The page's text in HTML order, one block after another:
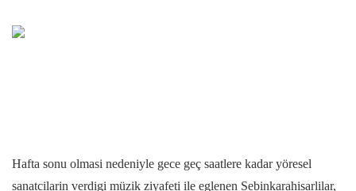
Hafta sonu olmasi nedeniyle gece geç saatlere kadar yöresel
sanatcilarin verdigi müzik ziyafeti ile eglenen Sebinkarahisarlilar,